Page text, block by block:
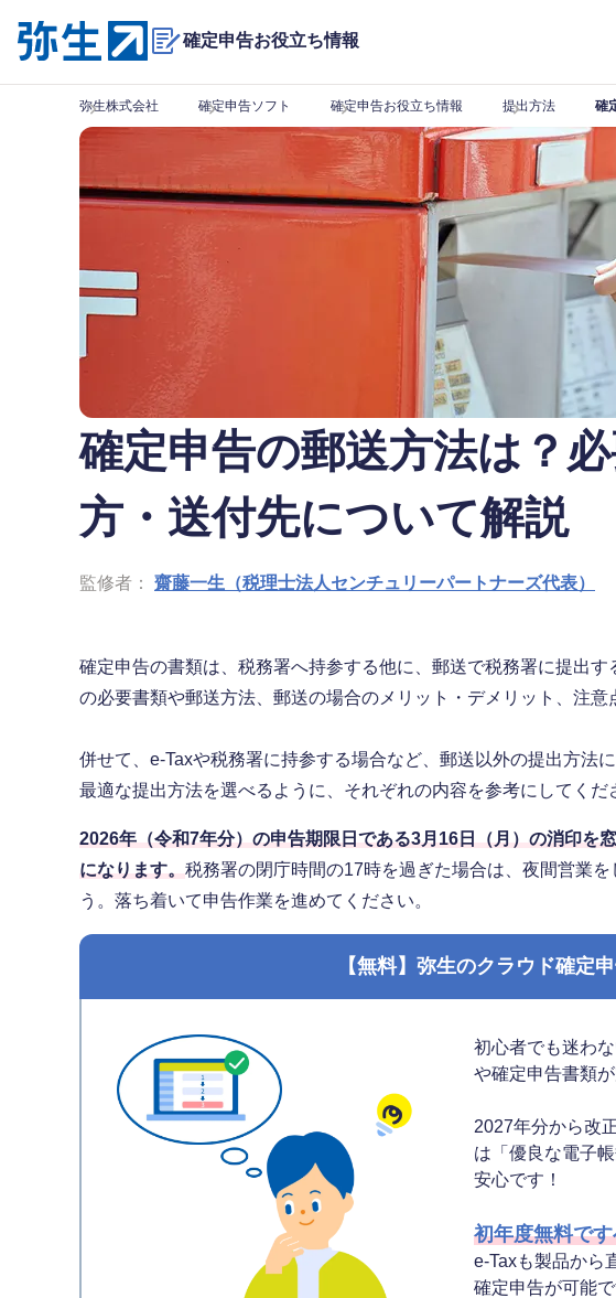
確定申告お役立ち情報
弥生株式会社 確定申告ソフト 確定申告お役立ち情報 提出方法 確
確定申告の郵送方法は？
方・送付先について解説
監修者： 齋藤一生（税理士法人センチュリーパートナーズ代表）
確定申告の書類は、税務署へ持参する他に、郵送で税務署に提出
の必要書類や郵送方法、郵送の場合のメリット・デメリット、注意
併せて、e-Taxや税務署に持参する場合など、郵送以外の提出方法
最適な提出方法を選べるように、それぞれの内容を参考にしてくだ
2026年（令和7年分）の申告期限日である3月16日（月）の消印を
になります。 税務署の閉庁時間の17時を過ぎた場合は、夜間営業
う。落ち着いて申告作業を進めてください。
【無料】弥生のクラウド確定
初心者でも迷わ
や確定申告書類が
2027年分から改
は「優良な電子
安心です！
初年度無料で
e-Taxも製品から
確定申告が可能